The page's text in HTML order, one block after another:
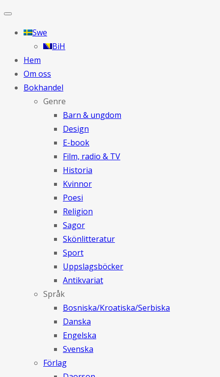
Swe
BiH
Hem
Om oss
Bokhandel
Genre
Barn & ungdom
Design
E-book
Film, radio & TV
Historia
Kvinnor
Poesi
Religion
Sagor
Skönlitteratur
Sport
Uppslagsböcker
Antikvariat
Språk
Bosniska/Kroatiska/Serbiska
Danska
Engelska
Svenska
Förlag